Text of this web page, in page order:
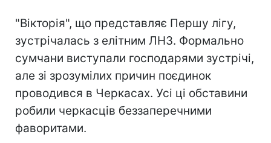
"Вікторія", що представляє Першу лігу,
зустрічалась з елітним ЛНЗ. Формально
сумчани виступали господарями зустрічі,
але зі зрозумілих причин поєдинок
проводився в Черкасах. Усі ці обставини
робили черкасців беззаперечними
фаворитами.